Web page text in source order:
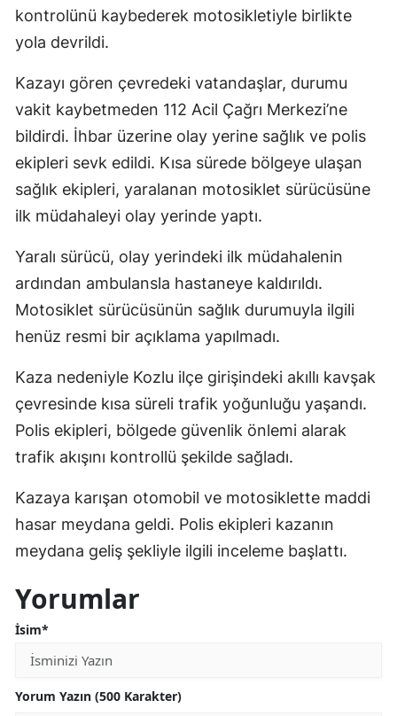
kontrolünü kaybederek motosikletiyle birlikte
yola devrildi.
Kazayı gören çevredeki vatandaşlar, durumu
vakit kaybetmeden 112 Acil Çağrı Merkezi’ne
bildirdi. İhbar üzerine olay yerine sağlık ve polis
ekipleri sevk edildi. Kısa sürede bölgeye ulaşan
sağlık ekipleri, yaralanan motosiklet sürücüsüne
ilk müdahaleyi olay yerinde yaptı.
Yaralı sürücü, olay yerindeki ilk müdahalenin
ardından ambulansla hastaneye kaldırıldı.
Motosiklet sürücüsünün sağlık durumuyla ilgili
henüz resmi bir açıklama yapılmadı.
Kaza nedeniyle Kozlu ilçe girişindeki akıllı kavşak
çevresinde kısa süreli trafik yoğunluğu yaşandı.
Polis ekipleri, bölgede güvenlik önlemi alarak
trafik akışını kontrollü şekilde sağladı.
Kazaya karışan otomobil ve motosiklette maddi
hasar meydana geldi. Polis ekipleri kazanın
meydana geliş şekliyle ilgili inceleme başlattı.
Yorumlar
İsim*
Yorum Yazın (500 Karakter)